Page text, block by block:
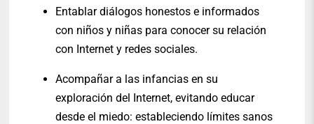
Entablar diálogos honestos e informados
con niños y niñas para conocer su relación
con Internet y redes sociales.
Acompañar a las infancias en su
exploración del Internet, evitando educar
desde el miedo: estableciendo límites sanos